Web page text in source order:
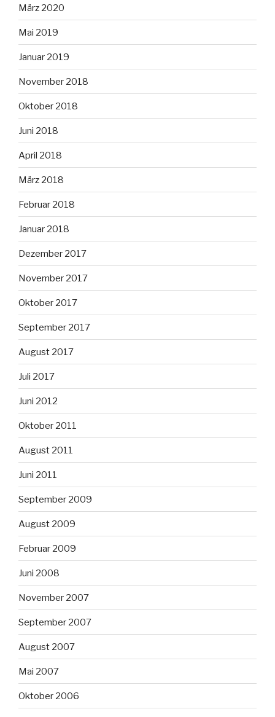
März 2020
Mai 2019
Januar 2019
November 2018
Oktober 2018
Juni 2018
April 2018
März 2018
Februar 2018
Januar 2018
Dezember 2017
November 2017
Oktober 2017
September 2017
August 2017
Juli 2017
Juni 2012
Oktober 2011
August 2011
Juni 2011
September 2009
August 2009
Februar 2009
Juni 2008
November 2007
September 2007
August 2007
Mai 2007
Oktober 2006